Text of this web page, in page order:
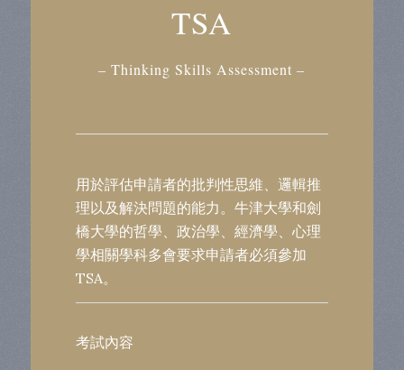
TSA
– Thinking Skills Assessment –
用於評估申請者的批判性思維、邏輯推
理以及解決問題的能力。牛津大學和劍
橋大學的哲學、政治學、經濟學、心理
學相關學科多會要求申請者必須參加
TSA。
考試內容